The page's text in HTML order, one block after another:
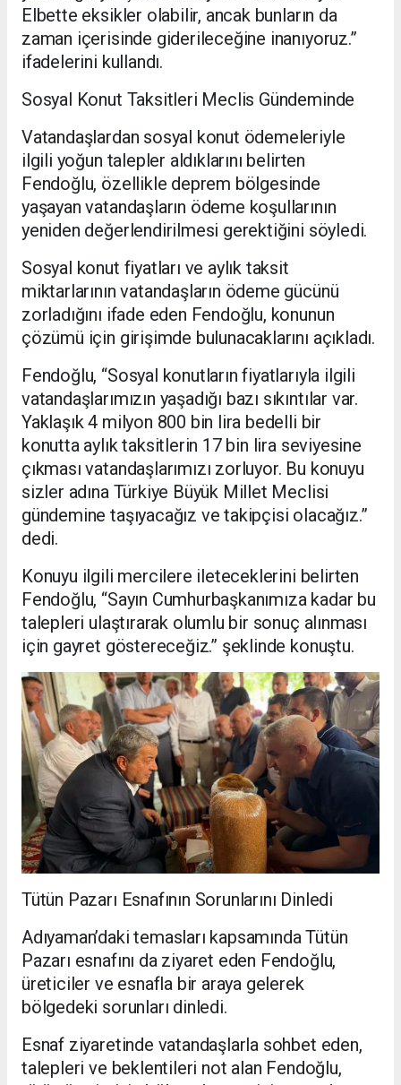
Elbette eksikler olabilir, ancak bunların da
zaman içerisinde giderileceğine inanıyoruz.”
ifadelerini kullandı.
Sosyal Konut Taksitleri Meclis Gündeminde
Vatandaşlardan sosyal konut ödemeleriyle
ilgili yoğun talepler aldıklarını belirten
Fendoğlu, özellikle deprem bölgesinde
yaşayan vatandaşların ödeme koşullarının
yeniden değerlendirilmesi gerektiğini söyledi.
Sosyal konut fiyatları ve aylık taksit
miktarlarının vatandaşların ödeme gücünü
zorladığını ifade eden Fendoğlu, konunun
çözümü için girişimde bulunacaklarını açıkladı.
Fendoğlu, “Sosyal konutların fiyatlarıyla ilgili
vatandaşlarımızın yaşadığı bazı sıkıntılar var.
Yaklaşık 4 milyon 800 bin lira bedelli bir
konutta aylık taksitlerin 17 bin lira seviyesine
çıkması vatandaşlarımızı zorluyor. Bu konuyu
sizler adına Türkiye Büyük Millet Meclisi
gündemine taşıyacağız ve takipçisi olacağız.”
dedi.
Konuyu ilgili mercilere ileteceklerini belirten
Fendoğlu, “Sayın Cumhurbaşkanımıza kadar bu
talepleri ulaştırarak olumlu bir sonuç alınması
için gayret göstereceğiz.” şeklinde konuştu.
Tütün Pazarı Esnafının Sorunlarını Dinledi
Adıyaman’daki temasları kapsamında Tütün
Pazarı esnafını da ziyaret eden Fendoğlu,
üreticiler ve esnafla bir araya gelerek
bölgedeki sorunları dinledi.
Esnaf ziyaretinde vatandaşlarla sohbet eden,
talepleri ve beklentileri not alan Fendoğlu,